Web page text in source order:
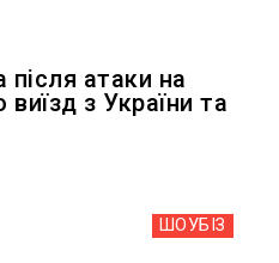
атаки на
з України та
ШОУБIЗ